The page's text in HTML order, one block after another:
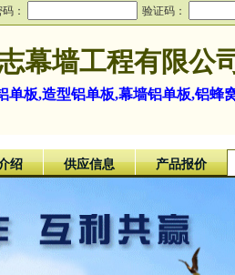
： 验证码：
幕墙工程有限公
单板,造型铝单板,幕墙铝单板,铝蜂
绍 供应信息 产品报价